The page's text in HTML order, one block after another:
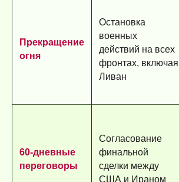
Прекращение
огня
Остановка
военных
действий на всех
фронтах, включая
Ливан
60-дневные
переговоры
Согласование
финальной
сделки между
США и Ираном